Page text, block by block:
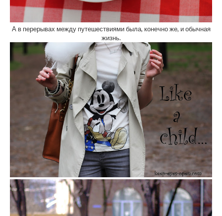
А в перерывах между путешествиями была, конечно же, и обычная
жизнь.